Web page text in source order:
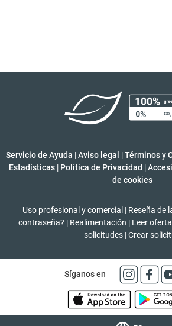
Servicio de Ayuda |Aviso legal |Términos y
Estadísticas | Política de Privacidad |
de cookies
Uso profesional y comercial | Reseña de
contraseña? | Realimentación | Leer
solicitudes |Crear
Síganos en